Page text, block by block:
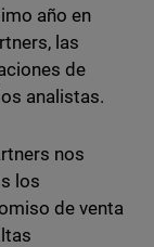
año en
las
de
analistas.
nos
los
de venta